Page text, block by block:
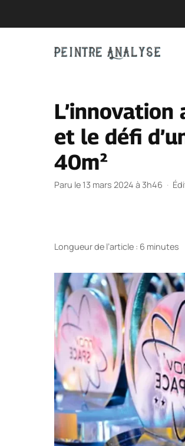
L’innovation
et le défi
40m²
Paru le 13 mars 2024 à 3h46 ·
Longueur de l’article : 6 minutes